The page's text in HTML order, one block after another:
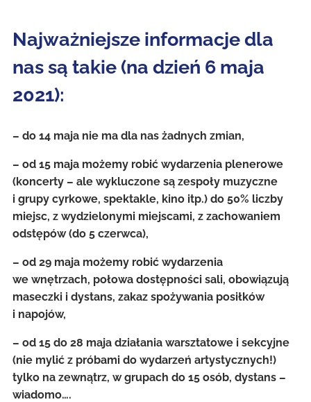
Najważniejsze informacje dla
nas są takie (na dzień 6 maja
2021):
– do 14 maja nie ma dla nas żadnych zmian,
– od 15 maja możemy robić wydarzenia plenerowe
(koncerty – ale wykluczone są zespoły muzyczne
i grupy cyrkowe, spektakle, kino itp.) do 50% liczby
miejsc, z wydzielonymi miejscami, z zachowaniem
odstępów (do 5 czerwca),
– od 29 maja możemy robić wydarzenia
we wnętrzach, połowa dostępności sali, obowiązują
maseczki i dystans, zakaz spożywania posiłków
i napojów,
– od 15 do 28 maja działania warsztatowe i sekcyjne
(nie mylić z próbami do wydarzeń artystycznych!)
tylko na zewnątrz, w grupach do 15 osób, dystans –
wiadomo….